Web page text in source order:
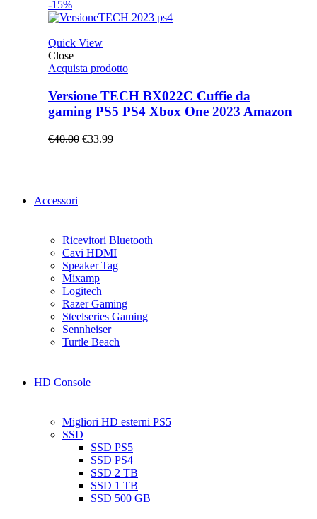
originale
€299.00.
attuale
-15%
Quick View
Close
Acquista prodotto
Versione TECH BX022C Cuffie da
gaming PS5 PS4 Xbox One 2023 Amazon
€40.00 Il
€33.99Il
Accessori
Ricevitori Bluetooth
Cavi HDMI
Speaker Tag
Mixamp
Logitech
Razer Gaming
Steelseries Gaming
Sennheiser
Turtle Beach
HD Console
Migliori HD esterni PS5
SSD
SSD PS5
SSD PS4
SSD 2 TB
SSD 1 TB
SSD 500 GB